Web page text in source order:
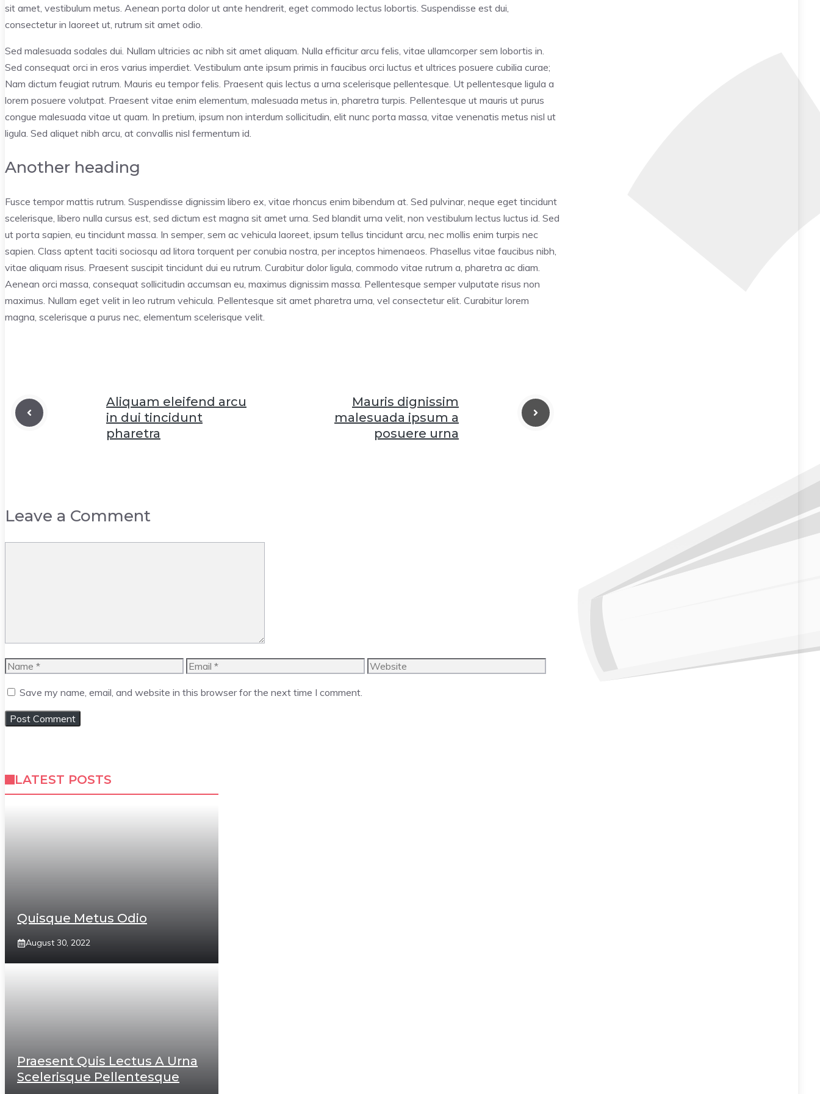
sit amet, vestibulum metus. Aenean porta dolor ut ante hendrerit, eget commodo lectus lobortis. Suspendisse est dui,
consectetur in laoreet ut, rutrum sit amet odio.
Sed malesuada sodales dui. Nullam ultricies ac nibh sit amet aliquam. Nulla efficitur arcu felis, vitae ullamcorper sem lobortis in.
Sed consequat orci in eros varius imperdiet. Vestibulum ante ipsum primis in faucibus orci luctus et ultrices posuere cubilia curae;
Nam dictum feugiat rutrum. Mauris eu tempor felis. Praesent quis lectus a urna scelerisque pellentesque. Ut pellentesque ligula a
lorem posuere volutpat. Praesent vitae enim elementum, malesuada metus in, pharetra turpis. Pellentesque ut mauris ut purus
congue malesuada vitae ut quam. In pretium, ipsum non interdum sollicitudin, elit nunc porta massa, vitae venenatis metus nisl ut
ligula. Sed aliquet nibh arcu, at convallis nisl fermentum id.
Another heading
Fusce tempor mattis rutrum. Suspendisse dignissim libero ex, vitae rhoncus enim bibendum at. Sed pulvinar, neque eget tincidunt
scelerisque, libero nulla cursus est, sed dictum est magna sit amet urna. Sed blandit urna velit, non vestibulum lectus luctus id. Sed
ut porta sapien, eu tincidunt massa. In semper, sem ac vehicula laoreet, ipsum tellus tincidunt arcu, nec mollis enim turpis nec
sapien. Class aptent taciti sociosqu ad litora torquent per conubia nostra, per inceptos himenaeos. Phasellus vitae faucibus nibh,
vitae aliquam risus. Praesent suscipit tincidunt dui eu rutrum. Curabitur dolor ligula, commodo vitae rutrum a, pharetra ac diam.
Aenean orci massa, consequat sollicitudin accumsan eu, maximus dignissim massa. Pellentesque semper vulputate risus non
maximus. Nullam eget velit in leo rutrum vehicula. Pellentesque sit amet pharetra urna, vel consectetur elit. Curabitur lorem
magna, scelerisque a purus nec, elementum scelerisque velit.
Aliquam eleifend arcu
in dui tincidunt
pharetra
Mauris dignissim
malesuada ipsum a
posuere urna
Leave a Comment
Name Email Website
Save my name, email, and website in this browser for the next time I comment.
LATEST POSTS
Quisque Metus Odio
August 30, 2022
Praesent Quis Lectus A Urna
Scelerisque Pellentesque